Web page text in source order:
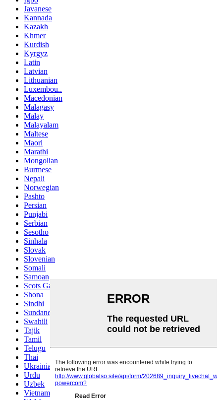
Javanese
Kannada
Kazakh
Khmer
Kurdish
Kyrgyz
Latin
Latvian
Lithuanian
Luxembou..
Macedonian
Malagasy
Malay
Malayalam
Maltese
Maori
Marathi
Mongolian
Burmese
Nepali
Norwegian
Pashto
Persian
Punjabi
Serbian
Sesotho
Sinhala
Slovak
Slovenian
Somali
Samoan
Scots Gaelic
Shona
Sindhi
Sundanese
Swahili
Tajik
Tamil
Telugu
Thai
Ukrainian
Urdu
Uzbek
Vietnamese